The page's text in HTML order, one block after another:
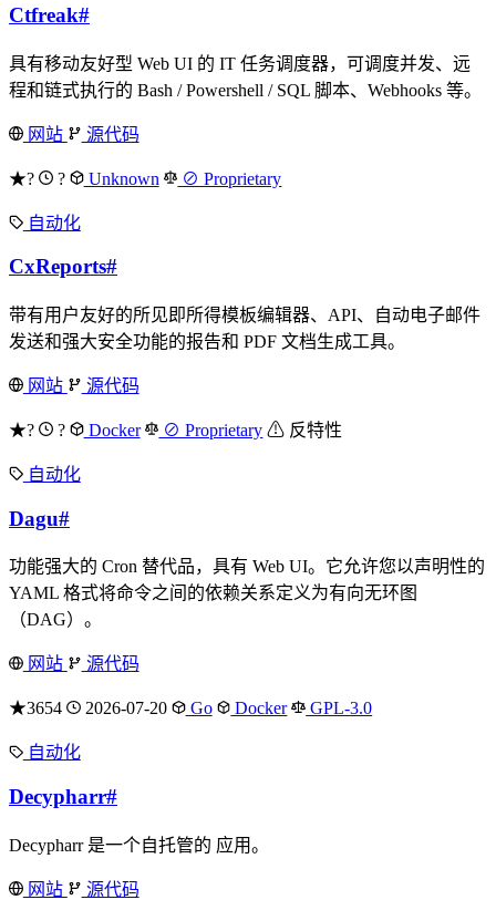
Ctfreak#
具有移动友好型 Web UI 的 IT 任务调度器，可调度并发、远
程和链式执行的 Bash / Powershell / SQL 脚本、Webhooks 等。
网站 源代码
★? ? Unknown ⊘ Proprietary
自动化
CxReports#
带有用户友好的所见即所得模板编辑器、API、自动电子邮件
发送和强大安全功能的报告和 PDF 文档生成工具。
网站 源代码
★? ? Docker ⊘ Proprietary ⚠ 反特性
自动化
Dagu#
功能强大的 Cron 替代品，具有 Web UI。它允许您以声明性的
YAML 格式将命令之间的依赖关系定义为有向无环图
（DAG）。
网站 源代码
★3654 2026-07-20 Go Docker GPL-3.0
自动化
Decypharr#
Decypharr 是一个自托管的 应用。
网站 源代码